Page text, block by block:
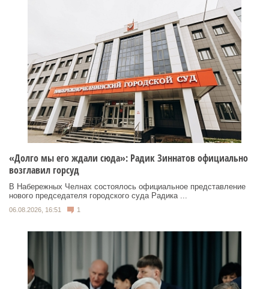
«Долго мы его ждали сюда»: Радик Зиннатов официально
возглавил горсуд
В Набережных Челнах состоялось официальное представление
нового председателя городского суда Радика ...
06.08.2026, 16:51 1